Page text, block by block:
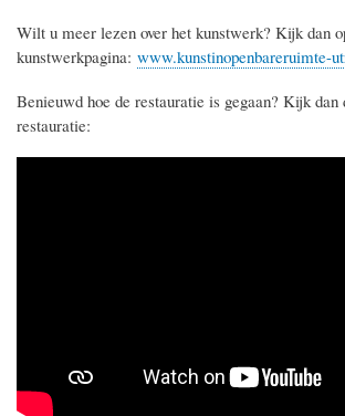
Wilt u meer lezen over het kunstwerk? Kijk dan
kunstwerkpagina: www.kunstinopenbareruimte-
Benieuwd hoe de restauratie is gegaan? Kijk dan
restauratie: